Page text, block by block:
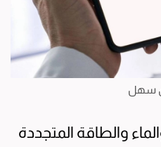
سهل
والطاقة المتجددة